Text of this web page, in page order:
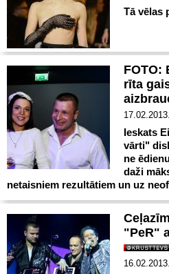
Tā vēlas
FOTO:
rīta
17.02.2013.
Ieskats
vārti"
ne
daži
netaisniem rezultātiem un uz
"PeR"
16.02.2013.